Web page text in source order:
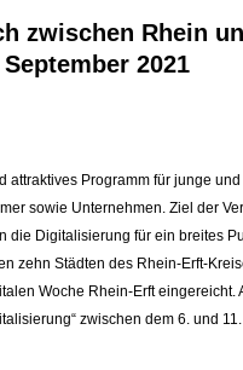
zwischen Rhein
2021
attraktives Programm für junge
sowie Unternehmen. Ziel der
die Digitalisierung für ein breites
zehn Städten des Rhein-Erft-
Woche Rhein-Erft eingereicht.
zwischen dem 6. und